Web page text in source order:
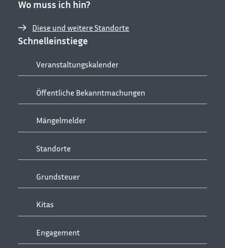
Wo muss ich hin?
Diese und weitere Standorte
Schnelleinstiege
Veranstaltungskalender
Öffentliche Bekanntmachungen
Mängelmelder
Standorte
Grundsteuer
Kitas
Engagement